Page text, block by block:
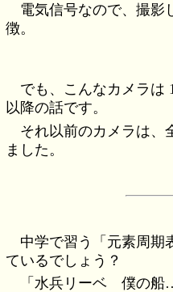
電気信号なので、撮影
徴。
でも、こんなカメラは
以降の話です。
それ以前のカメラは、
ました。
中学で習う「元素周期
ているでしょう？
「水兵リーベ 僕の船